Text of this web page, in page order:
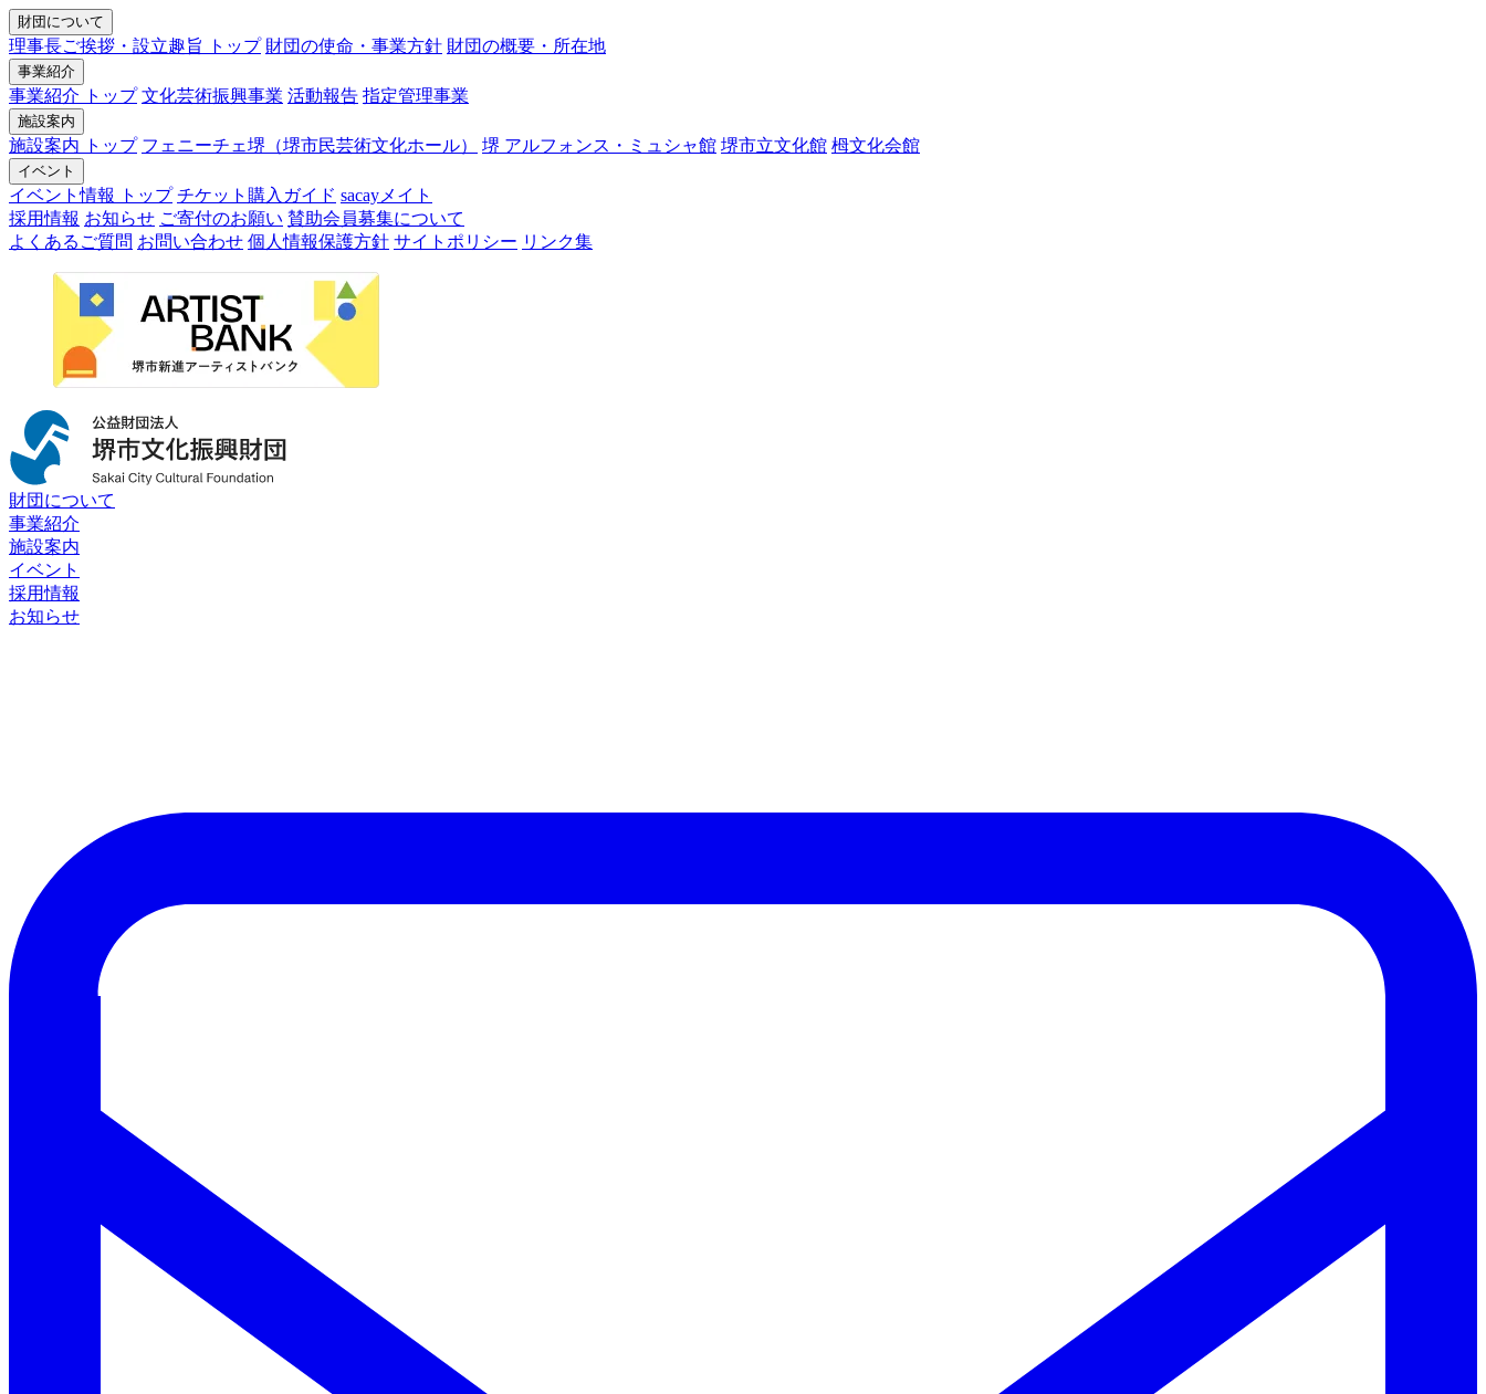
財団について
理事長ご挨拶・設立趣旨 トップ 財団の使命・事業方針 財団の概要・所在地
事業紹介
事業紹介 トップ 文化芸術振興事業 活動報告 指定管理事業
施設案内
施設案内 トップ フェニーチェ堺（堺市民芸術文化ホール） 堺 アルフォンス・ミュシャ館 堺市立文化館 栂文化会館
イベント
イベント情報 トップ チケット購入ガイド sacayメイト
採用情報 お知らせ ご寄付のお願い 賛助会員募集について
よくあるご質問 お問い合わせ 個人情報保護方針 サイトポリシー リンク集
財団について
事業紹介
施設案内
イベント
採用情報
お知らせ